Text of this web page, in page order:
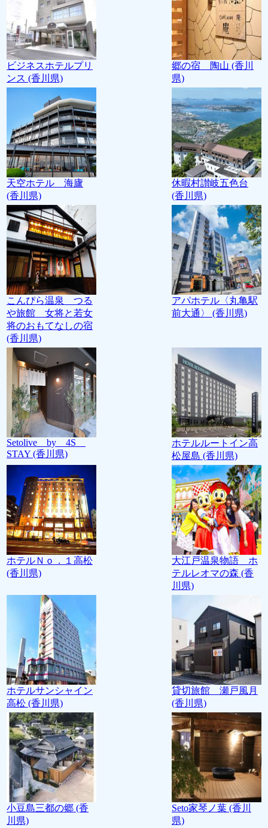
ビジネスホテルプリ
ンス (香川県)
郷の宿 陶山 (香川
県)
天空ホテル 海廬
(香川県)
休暇村讃岐五色台
(香川県)
こんぴら温泉 つる
や旅館 女将と若女
将のおもてなしの宿
(香川県)
アパホテル〈丸亀駅
前大通〉 (香川県)
Setolive by 4S
STAY (香川県)
ホテルルートイン高
松屋島 (香川県)
ホテルＮｏ．１高松
(香川県)
大江戸温泉物語 ホ
テルレオマの森 (香
川県)
ホテルサンシャイン
高松 (香川県)
貸切旅館 瀬戸風月
(香川県)
小豆島三都の郷 (香
川県)
Seto家琴ノ葉 (香川
県)